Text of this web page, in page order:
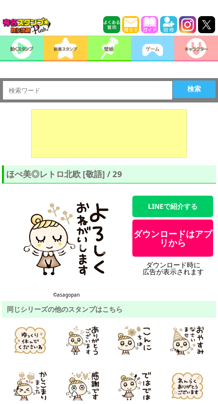
検索
ほぺ美◎レトロ北欧 [敬語] / 29
©︎asagopan
LINEで紹介する
ダウンロードはアプ
リから
ダウンロード時に
広告が表示されます
同じシリーズの他のスタンプはこちら